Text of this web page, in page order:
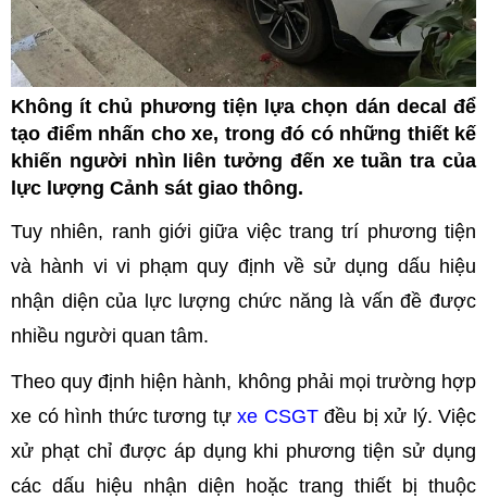
Không ít chủ phương tiện lựa chọn dán decal để
tạo điểm nhấn cho xe, trong đó có những thiết kế
khiến người nhìn liên tưởng đến xe tuần tra của
lực lượng Cảnh sát giao thông.
Tuy nhiên, ranh giới giữa việc trang trí phương tiện
và hành vi vi phạm quy định về sử dụng dấu hiệu
nhận diện của lực lượng chức năng là vấn đề được
nhiều người quan tâm.
Theo quy định hiện hành, không phải mọi trường hợp
xe có hình thức tương tự xe CSGTđều bị xử lý. Việc
xử phạt chỉ được áp dụng khi phương tiện sử dụng
các dấu hiệu nhận diện hoặc trang thiết bị thuộc